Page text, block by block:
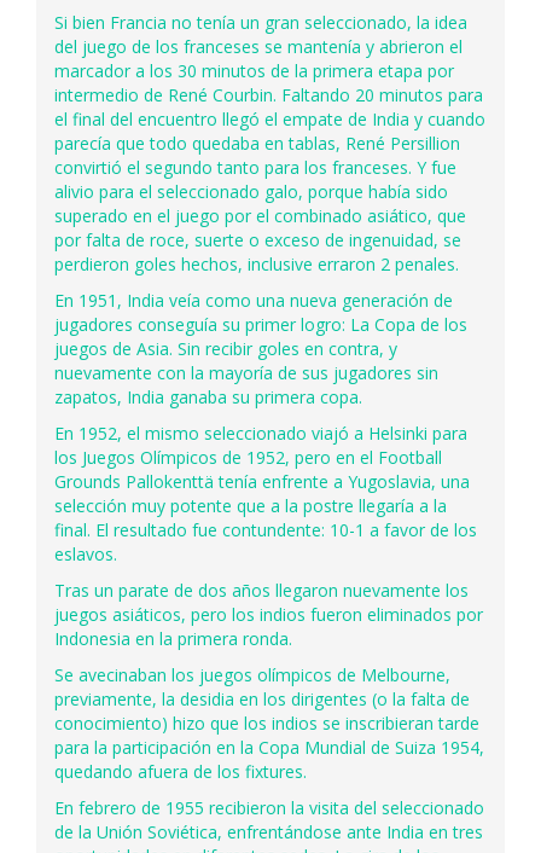
Si bien Francia no tenía un gran seleccionado, la idea
del juego de los franceses se mantenía y abrieron el
marcador a los 30 minutos de la primera etapa por
intermedio de René Courbin. Faltando 20 minutos para
el final del encuentro llegó el empate de India y cuando
parecía que todo quedaba en tablas, René Persillion
convirtió el segundo tanto para los franceses. Y fue
alivio para el seleccionado galo, porque había sido
superado en el juego por el combinado asiático, que
por falta de roce, suerte o exceso de ingenuidad, se
perdieron goles hechos, inclusive erraron 2 penales.
En 1951, India veía como una nueva generación de
jugadores conseguía su primer logro: La Copa de los
juegos de Asia. Sin recibir goles en contra, y
nuevamente con la mayoría de sus jugadores sin
zapatos, India ganaba su primera copa.
En 1952, el mismo seleccionado viajó a Helsinki para
los Juegos Olímpicos de 1952, pero en el Football
Grounds Pallokenttä tenía enfrente a Yugoslavia, una
selección muy potente que a la postre llegaría a la
final. El resultado fue contundente: 10-1 a favor de los
eslavos.
Tras un parate de dos años llegaron nuevamente los
juegos asiáticos, pero los indios fueron eliminados por
Indonesia en la primera ronda.
Se avecinaban los juegos olímpicos de Melbourne,
previamente, la desidia en los dirigentes (o la falta de
conocimiento) hizo que los indios se inscribieran tarde
para la participación en la Copa Mundial de Suiza 1954,
quedando afuera de los fixtures.
En febrero de 1955 recibieron la visita del seleccionado
de la Unión Soviética, enfrentándose ante India en tres